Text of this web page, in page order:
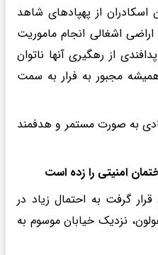
از پهپادهای شاهد
اراضی اشغالی انجام ماموریت
از رهگیری آنها ناتوان
مجبور به فرار به سمت
به صورت مستمر و هدفمند
امنیتی را زده است
گرفت به احتمال زیاد در
نزدیک خیابان موسوم به